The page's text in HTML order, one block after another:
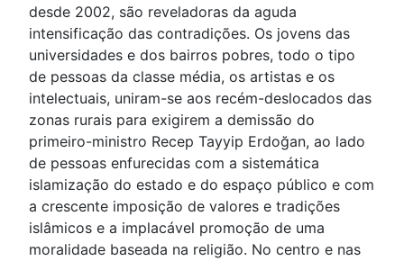
desde 2002, são reveladoras da aguda
intensificação das contradições. Os jovens das
universidades e dos bairros pobres, todo o tipo
de pessoas da classe média, os artistas e os
intelectuais, uniram-se aos recém-deslocados das
zonas rurais para exigirem a demissão do
primeiro-ministro Recep Tayyip Erdoğan, ao lado
de pessoas enfurecidas com a sistemática
islamização do estado e do espaço público e com
a crescente imposição de valores e tradições
islâmicos e a implacável promoção de uma
moralidade baseada na religião. No centro e nas